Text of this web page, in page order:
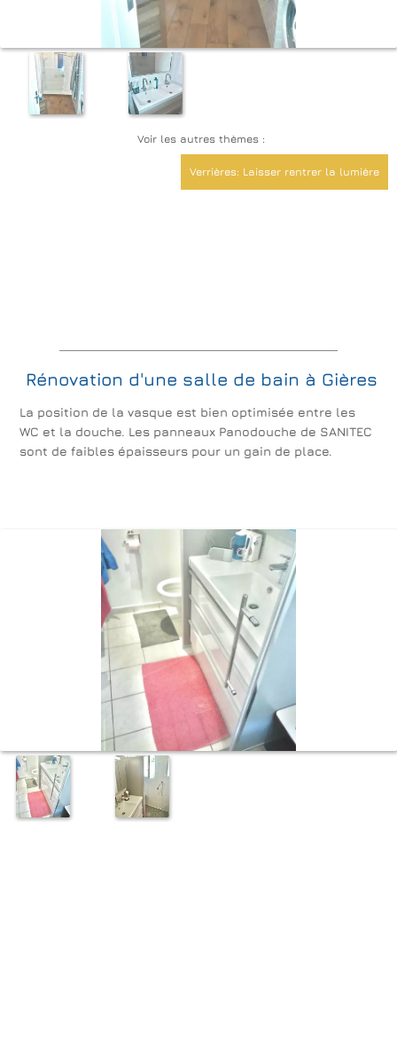
Voir les autres thèmes :
Verrières: Laisser rentrer la lumière
Rénovation d'une salle de bain à Gières
La position de la vasque est bien optimisée entre les
WC et la douche. Les panneaux Panodouche de SANITEC
sont de faibles épaisseurs pour un gain de place.